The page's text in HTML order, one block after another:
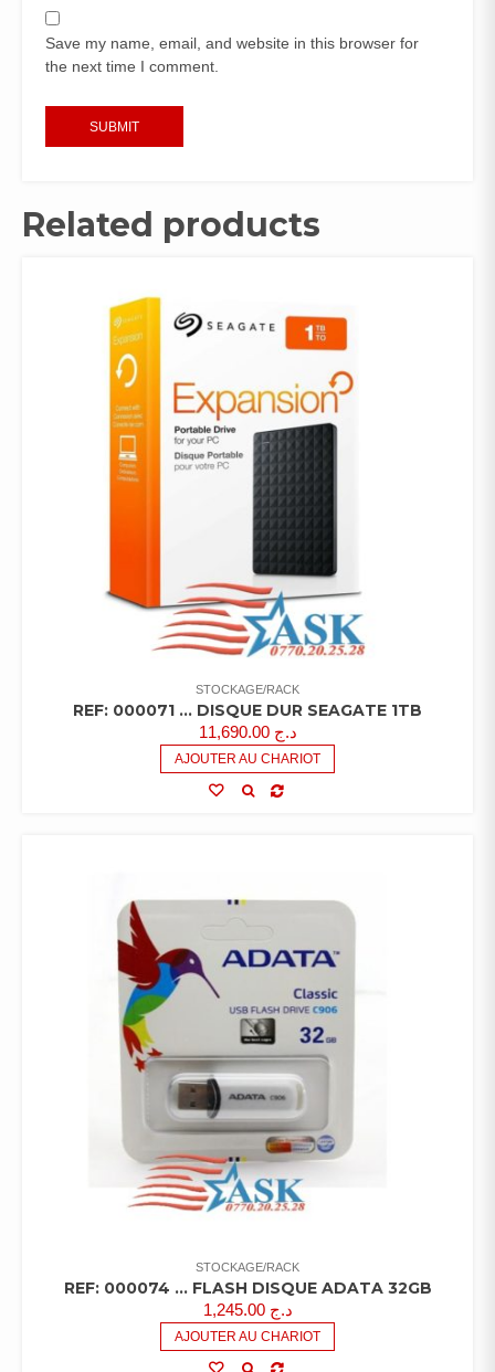
Save my name, email, and website in this browser for
the next time I comment.
Related products
STOCKAGE/RACK
REF: 000071 … DISQUE DUR SEAGATE 1TB
د.ج 11,690.00
AJOUTER AU CHARIOT
STOCKAGE/RACK
REF: 000074 … FLASH DISQUE ADATA 32GB
د.ج 1,245.00
AJOUTER AU CHARIOT